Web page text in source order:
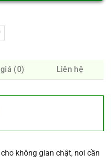
(0) Liên hệ
không gian chật, nơi cần